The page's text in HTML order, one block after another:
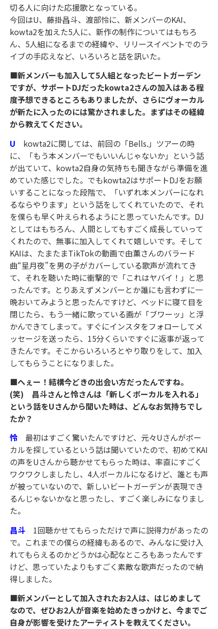
切る人に向けた応援歌となっている。
今回はU、藤掛昌斗、渡部怜に、新メンバーのKAI、
kowta2を加えた5人に、新作の制作についてはもちろ
ん、5人組になるまでの経緯や、リリースイベントでのラ
イブの手応えなど、いろいろと話を訊いた。
■新メンバーも加入して5人組となったビートガーデン
ですが、サポートDJだったkowta2さんの加入はある程
度予想できるところもありましたが、さらにヴォーカル
が新たに入ったのには驚かされました。まずはその経緯
から教えてください。
U kowta2に関しては、前回の「Bells.」ツアーの時
に、「もう本メンバーでもいいんじゃないか」という話
が出ていて、kowta2自身の気持ちも聞きながら準備を進
めていた感じでした。でもkowta2はサポートDJをお願
いすることになった段階で、「いずれ本メンバーになれ
るならやります」という話をしてくれていたので、それ
を僕らも早く叶えられるようにと思っていたんです。DJ
としてはもちろん、人間としてもすごく成長していって
くれたので、無事に加入してくれて嬉しいです。そして
KAIは、たまたまTikTokの動画で由薫さんのバラード
曲“星月夜”を男の子がカバーしている歌声が流れてき
て、それを聴いた時に衝撃的で「これはヤバイ！」と思
ったんです。とりあえずメンバーとか誰にも言わずに一
晩おいてみようと思ったんですけど、ベッドに寝て目を
閉じたら、もう一緒に歌っている画が「ブワーッ」と浮
かんできてしまって。すぐにインスタをフォローしてメ
ッセージを送ったら、15分くらいですぐに返事が返って
きたんです。そこからいろいろとやり取りをして、加入
してもらうことになりました。
■へぇー！結構今どきの出会い方だったんですね。
(笑) 昌斗さんと怜さんは「新しくボーカルを入れる」
という話をUさんから聞いた時は、どんなお気持ちでし
たか？
怜 最初はすごく驚いたんですけど、元々Uさんがボー
カルを探しているという話は聞いていたので、初めてKAI
の声をUさんから聴かせてもらった時は、率直にすごく
ワクワクしましたし、4人ボーカルになるけど、誰とも声
が被っていないので、新しいビートガーデンが表現でき
るんじゃないかなと思ったし、すごく楽しみになりまし
た。
昌斗 1回聴かせてもらっただけで声に説得力があったの
で。これまでの僕らの経緯もあるので、みんなに受け入
れてもらえるのかどうかは心配なところもあったんです
けど、思っていたよりもすごく素敵な歌声だったので納
得しました。
■新メンバーとして加入されたお2人は、はじめまして
なので、ぜひお2人が音楽を始めたきっかけと、今までご
自身が影響を受けたアーティストを教えてください。